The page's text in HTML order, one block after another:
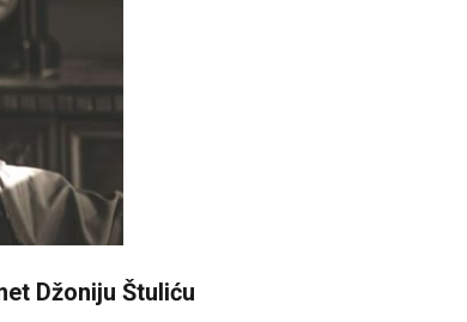
Džoniju Štuliću